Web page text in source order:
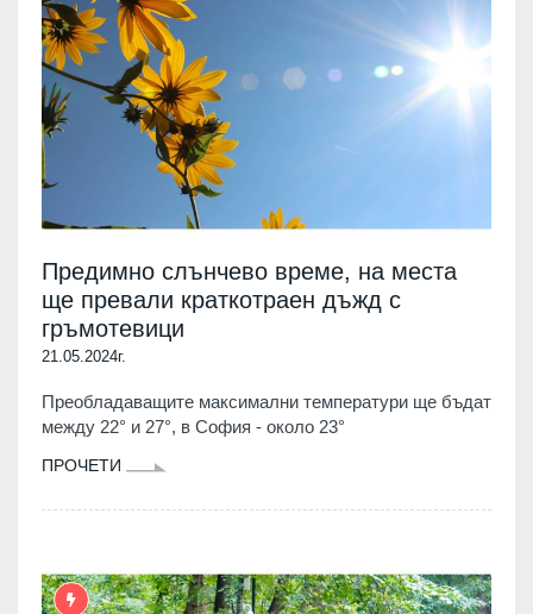
Предимно слънчево време, на места
ще превали краткотраен дъжд с
гръмотевици
21.05.2024г.
Преобладаващите максимални температури ще бъдат
между 22° и 27°, в София - около 23°
ПРОЧЕТИ